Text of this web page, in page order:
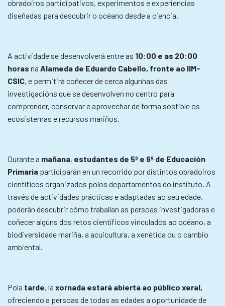
obradoiros participativos, experimentos e experiencias
diseñadas para descubrir o océano desde a ciencia.
A actividade se desenvolverá entre as 10:00 e as 20:00
horas na Alameda de Eduardo Cabello, fronte ao IIM-
CSIC, e permitirá coñecer de cerca algunhas das
investigacións que se desenvolven no centro para
comprender, conservar e aprovechar de forma sostible os
ecosistemas e recursos mariños.
Durante a mañana, estudantes de 5º e 6º de Educación
Primaria participarán en un recorrido por distintos obradoiros
científicos organizados polos departamentos do instituto. A
través de actividades prácticas e adaptadas ao seu edade,
poderán descubrir cómo traballan as persoas investigadoras e
coñecer algúns dos retos científicos vinculados ao océano, a
biodiversidade mariña, a acuicultura, a xenética ou o cambio
ambiental.
Pola tarde, la xornada estará abierta ao público xeral,
ofreciendo a persoas de todas as edades a oportunidade de